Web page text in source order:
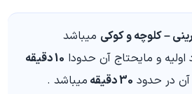
– کلوچه و کوکی میباشد
اولیه و مایحتاج آن حدودا 10 دقیقه
در حدود 30 دقیقه
میباشد .